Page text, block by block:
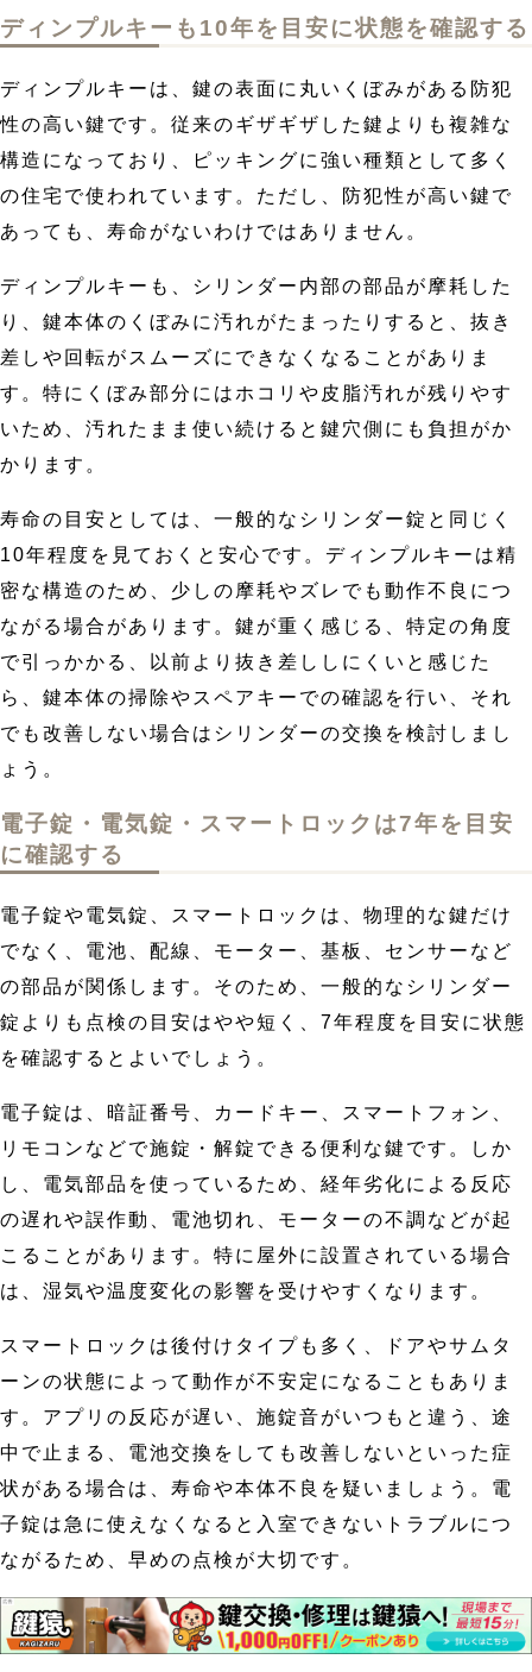
ディンプルキーも10年を目安に状態を確認する
ディンプルキーは、鍵の表面に丸いくぼみがある防犯
性の高い鍵です。従来のギザギザした鍵よりも複雑な
構造になっており、ピッキングに強い種類として多く
の住宅で使われています。ただし、防犯性が高い鍵で
あっても、寿命がないわけではありません。
ディンプルキーも、シリンダー内部の部品が摩耗した
り、鍵本体のくぼみに汚れがたまったりすると、抜き
差しや回転がスムーズにできなくなることがありま
す。特にくぼみ部分にはホコリや皮脂汚れが残りやす
いため、汚れたまま使い続けると鍵穴側にも負担がか
かります。
寿命の目安としては、一般的なシリンダー錠と同じく
10年程度を見ておくと安心です。ディンプルキーは精
密な構造のため、少しの摩耗やズレでも動作不良につ
ながる場合があります。鍵が重く感じる、特定の角度
で引っかかる、以前より抜き差ししにくいと感じた
ら、鍵本体の掃除やスペアキーでの確認を行い、それ
でも改善しない場合はシリンダーの交換を検討しまし
ょう。
電子錠・電気錠・スマートロックは7年を目安
に確認する
電子錠や電気錠、スマートロックは、物理的な鍵だけ
でなく、電池、配線、モーター、基板、センサーなど
の部品が関係します。そのため、一般的なシリンダー
錠よりも点検の目安はやや短く、7年程度を目安に状態
を確認するとよいでしょう。
電子錠は、暗証番号、カードキー、スマートフォン、
リモコンなどで施錠・解錠できる便利な鍵です。しか
し、電気部品を使っているため、経年劣化による反応
の遅れや誤作動、電池切れ、モーターの不調などが起
こることがあります。特に屋外に設置されている場合
は、湿気や温度変化の影響を受けやすくなります。
スマートロックは後付けタイプも多く、ドアやサムタ
ーンの状態によって動作が不安定になることもありま
す。アプリの反応が遅い、施錠音がいつもと違う、途
中で止まる、電池交換をしても改善しないといった症
状がある場合は、寿命や本体不良を疑いましょう。電
子錠は急に使えなくなると入室できないトラブルにつ
ながるため、早めの点検が大切です。